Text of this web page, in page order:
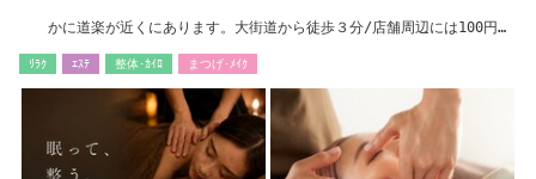
かに道楽が近くにあります。大街道から徒歩３分/店舗周辺には100円パ
ﾘﾗｸ ｴｽﾃ 整体･ｶｲﾛ まつげ･ﾒｲｸ